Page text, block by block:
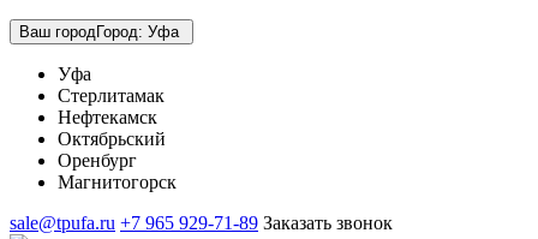
Ваш городГород: Уфа
Уфа
Стерлитамак
Нефтекамск
Октябрьский
Оренбург
Магнитогорск
sale@tpufa.ru +7 965 929-71-89 Заказать звонок